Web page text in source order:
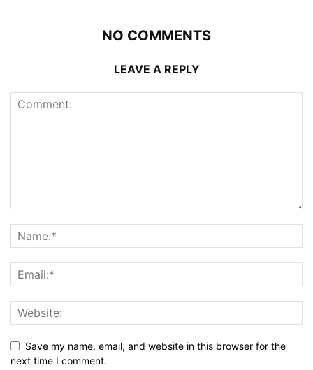
NO COMMENTS
LEAVE A REPLY
Save my name, email, and website in this browser for the
next time I comment.